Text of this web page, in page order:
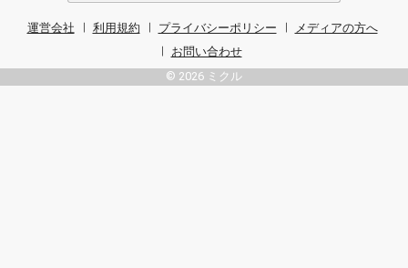
運営会社 利用規約 プライバシーポリシー
メディアの方へ
お問い合わせ
© 2026 ミクル